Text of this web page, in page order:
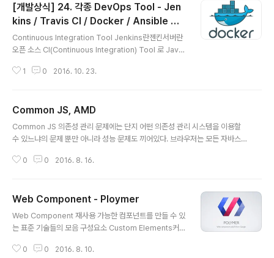
툴이다. 대부분의 옵션을 켜고 끌 수 있다는 장점이 있다. J
SCS 코드 스타일 linter이다. 프로그래밍적으로 코딩 스
타일을 가이드 해주는 역할을 한다. JS Hint와 JS Lint는
Best coding pratice를 제공하는데 주력하고 있지만 코
딩 스타일을 체크하고 수정하는 방법은 제공하지 않는다. E
SLint 자카스라는 ..
[개발상식] 24. 각종 DevOps Tool - Jen
kins / Travis CI / Docker / Ansible wit
h YAML
Continuous Integration Tool Jenkins란젠킨서버란
오픈 소스 CI(Continuous Integration) Tool 로 Java
으로 통합하는 것을 의미한다. 만약 github을 통해 협업 중
들을 정기적으로 통합시켜주는 것을 도와준다. 지속적으로
코드의 퀄리티를 관리할 수 있으며, 소프트웨어의 질적 향
상과 소프트웨어를 배포하는데 걸리는 시간을 줄이는데 그
고 ant와 maven 등의 빌드 툴을 지원하며 배포 형태는 w
1 0 2016. 10. 23.
Common JS, AMD
Common JS 의존성 관리 문제에는 단지 어떤 의존성 관리 시스템을 이용할
수 있느냐의 문제 뿐만 아니라 성능 문제도 끼어있다. 브라우저는 모든 자바스
P 헤더, 쿠키, 다른 TCP 핸드셰이크 시작 등의 오버헤드가 따른다. 애플리케이
리터가 정의한 exports 오브젝트에 변수를 추가하여 외부에 공개할 수 있다
모듈에 명칭 공간을 적용했으므로 Node.js 같은 모든 CommonJs 호환 자바
스크립트 인터프리터에서 이 코드를 사용할 수 있는 것이다. AMD AMD는 동
0 0 2016. 8. 16.
Web Component - Ploymer
Web Component 재사용 가능한 컴포넌트를 만들 수 있
는 표준 기술들의 모음 구성요소 Custom Elements커스
다른 요소에 확장한다. HTML ImportsHTML 페이지 로
0 0 2016. 8. 10.